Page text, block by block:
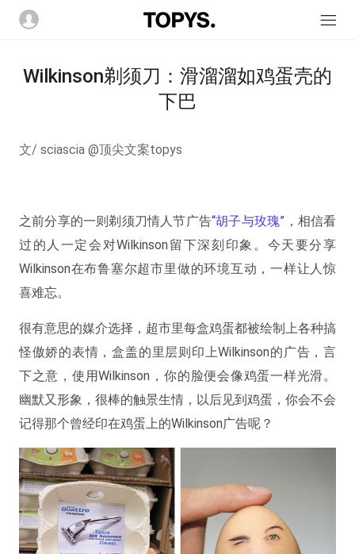
Wilkinson剃须刀：滑溜溜如鸡蛋壳的
下巴
文/ sciascia @顶尖文案topys
之前分享的一则剃须刀情人节广告“胡子与玫瑰” ，相信看
过的人一定会对Wilkinson留下深刻印象。今天要分享
Wilkinson在布鲁塞尔超市里做的环境互动，一样让人惊
喜难忘。
很有意思的媒介选择，超市里每盒鸡蛋都被绘制上各种搞
怪傲娇的表情，盒盖的里层则印上Wilkinson的广告，言
下之意，使用Wilkinson，你的脸便会像鸡蛋一样光滑。
幽默又形象，很棒的触景生情，以后见到鸡蛋，你会不会
记得那个曾经印在鸡蛋上的Wilkinson广告呢？